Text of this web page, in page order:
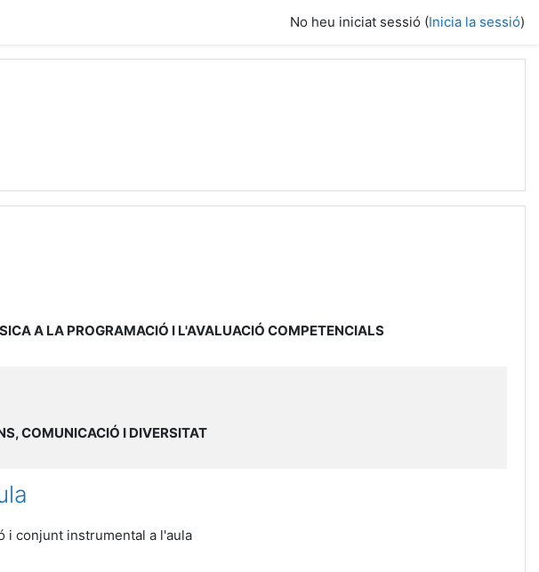
No heu iniciat sessió (Inicia la sessió)
A LA PROGRAMACIÓ I L'AVALUACIÓ COMPETENCIALS
COMUNICACIÓ I DIVERSITAT
i conjunt instrumental a l'aula